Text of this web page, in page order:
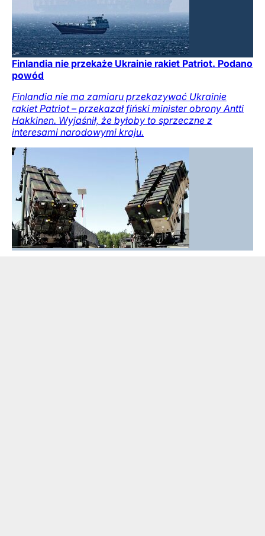
Finlandia nie przekaże Ukrainie rakiet Patriot. Podano
powód
Finlandia nie ma zamiaru przekazywać Ukrainie
rakiet Patriot – przekazał fiński minister obrony Antti
Hakkinen. Wyjaśnił, że byłoby to sprzeczne z
interesami narodowymi kraju.